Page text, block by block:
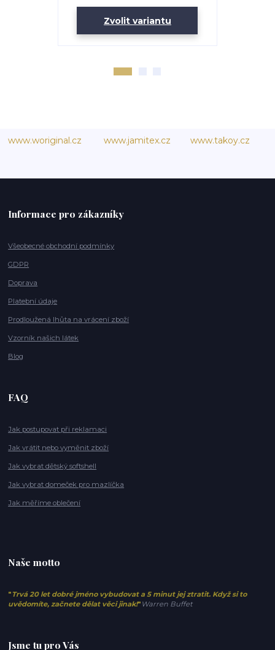
Zvolit variantu
www.woriginal.cz www.jamitex.cz www.takoy.cz
Informace pro zákazníky
Všeobecné obchodní podmínky
GDPR
Doprava
Platební údaje
Prodloužená lhůta na vrácení zboží
Vzorník našich látek
Blog
FAQ
Jak postupovat při reklamaci
Jak vrátit nebo vyměnit zboží
Jak vybrat dětský softshell
Jak vybrat domeček pro mazlíčka
Jak měříme oblečení
Naše motto
" Trvá 20 let dobré jméno vybudovat a 5 minut jej ztratit. Když si to
uvědomíte, začnete dělat věci jinak!" Warren Buffet
Jsme tu pro Vás